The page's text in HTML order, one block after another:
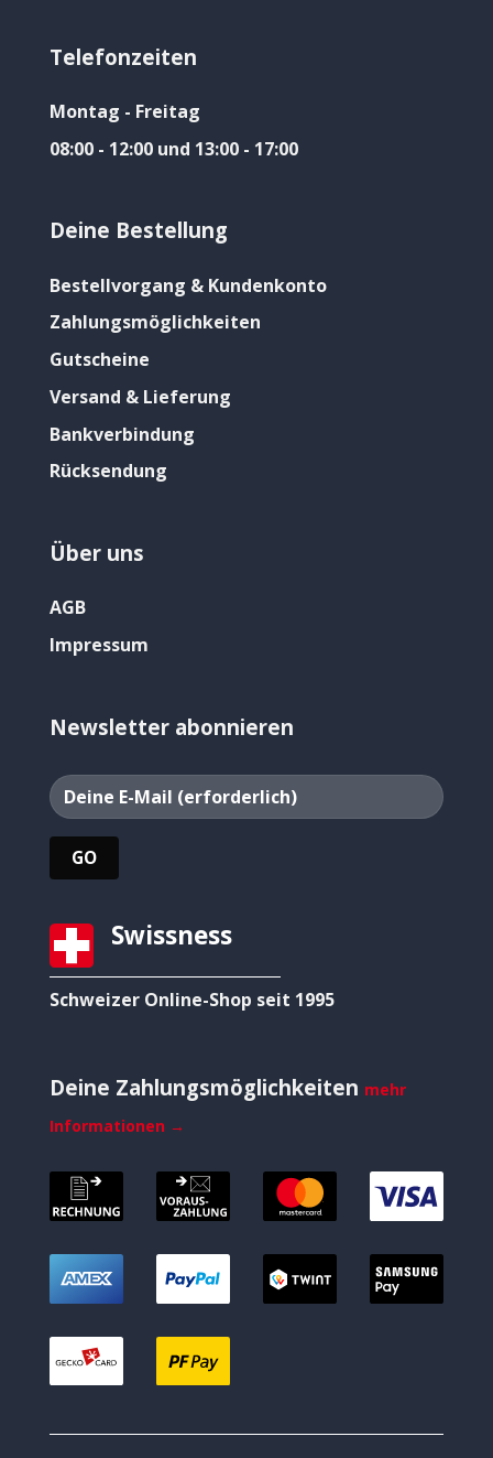
Telefonzeiten
Montag - Freitag
08:00 - 12:00 und 13:00 - 17:00
Deine Bestellung
Bestellvorgang & Kundenkonto
Zahlungsmöglichkeiten
Gutscheine
Versand & Lieferung
Bankverbindung
Rücksendung
Über uns
AGB
Impressum
Newsletter abonnieren
Swissness
Schweizer Online-Shop seit 1995
Deine Zahlungsmöglichkeiten mehr
Informationen →